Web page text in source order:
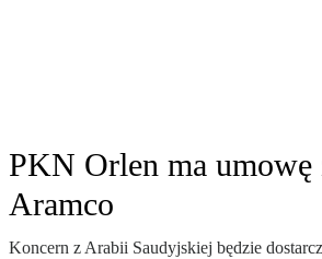
PKN Orlen ma umowę
Aramco
Koncern z Arabii Saudyjskiej będzie